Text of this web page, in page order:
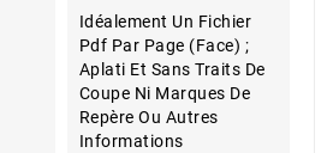
Idéalement Un Fichier
Pdf Par Page (face) ;
Aplati Et Sans Traits De
Coupe Ni Marques De
Repère Ou Autres
Informations